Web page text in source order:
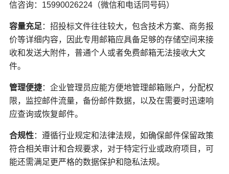
信咨询：15990026224（微信和电话同号码）
容量充足 ：招投标文件往往较大，包含技术方案、商务报
价等详细内容，因此专用邮箱应具备足够的存储空间来接
收和发送大附件，普通个人或者免费邮箱无法接收大文
件。
管理便捷：企业管理员应能方便地管理邮箱账户，分配权
限，监控邮件流量，备份邮件数据，以及在需要时迅速响
应查询或恢复邮件。
合规性：遵循行业规定和法律法规，如确保邮件保留政策
符合相关审计和合规要求，对于特定行业或政府项目，可
能还需满足更严格的数据保护和隐私法规。